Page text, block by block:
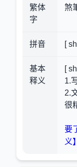
繁体
字
煞
拼音 [
基本
释义
[
1.
2.
很
要
义】